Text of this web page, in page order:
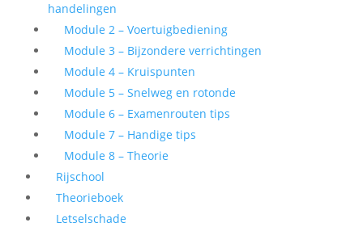
handelingen
Module 2 – Voertuigbediening
Module 3 – Bijzondere verrichtingen
Module 4 – Kruispunten
Module 5 – Snelweg en rotonde
Module 6 – Examenrouten tips
Module 7 – Handige tips
Module 8 – Theorie
Rijschool
Theorieboek
Letselschade